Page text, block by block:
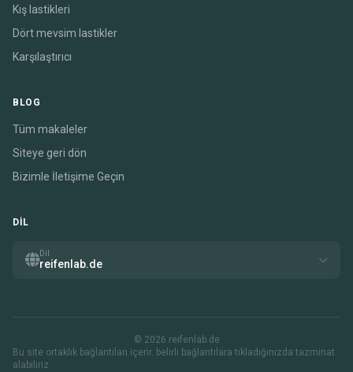
Kış lastikleri
Dört mevsim lastikler
Karşılaştırıcı
BLOG
Tüm makaleler
Siteye geri dön
Bizimle İletişime Geçin
DIL
Dil
reifenlab.de
© 2026 reifenlab.de
Bu site ortaklık bağlantıları içerir. belirli bağlantılara tıkladığınızda tazminat
alabiliriz.